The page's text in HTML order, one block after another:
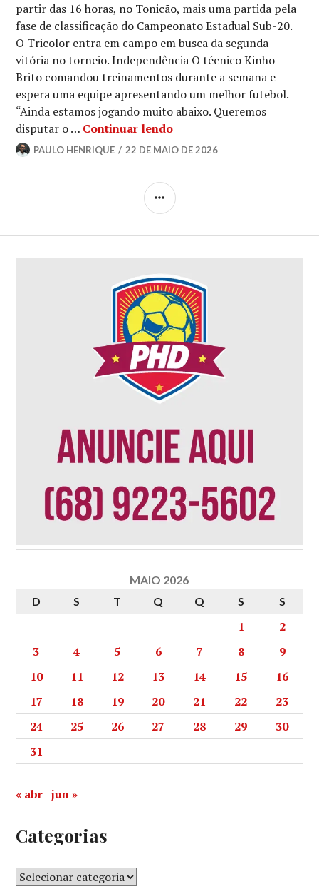
partir das 16 horas, no Tonicão, mais uma partida pela
fase de classificação do Campeonato Estadual Sub-20.
O Tricolor entra em campo em busca da segunda
vitória no torneio. Independência O técnico Kinho
Brito comandou treinamentos durante a semana e
espera uma equipe apresentando um melhor futebol.
“Ainda estamos jogando muito abaixo. Queremos
disputar o … Continuar lendo
PAULO HENRIQUE 22 DE MAIO DE 2026
MAIO 2026
D
S T Q Q S S
1
2
3
4 5 6 7 8
9
10
11 12 13 14 15
16
17
18 19 20 21 22
23
24
25 26 27 28 29
30
31
« abr jun »
Categorias